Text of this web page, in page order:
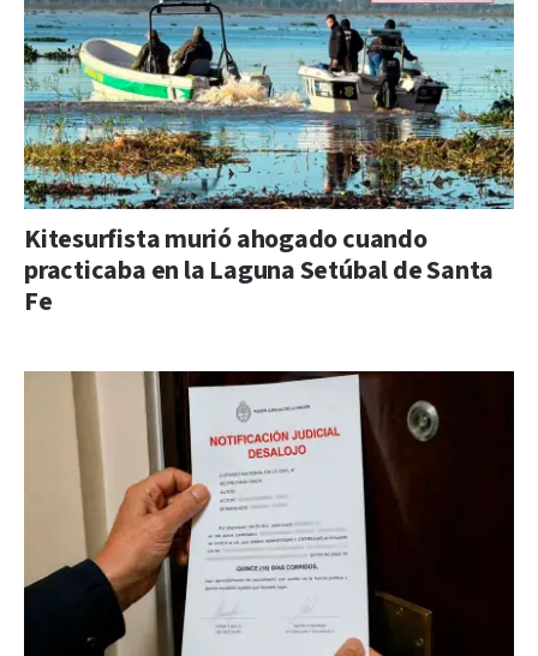
Kitesurfista murió ahogado cuando
practicaba en la Laguna Setúbal de Santa
Fe